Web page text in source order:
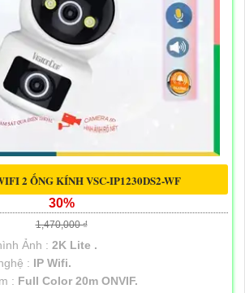
2 ỐNG KÍNH VSC-IP1230DS2-WF
30%
1,470,000 ₫
Ảnh : 2K Lite .
: IP Wifi.
: Full Color 20m ONVIF.